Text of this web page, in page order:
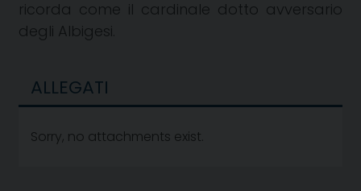
ricorda come il cardinale dotto avversario
degli Albigesi.
ALLEGATI
Sorry, no attachments exist.